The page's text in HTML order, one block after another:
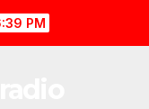
PM